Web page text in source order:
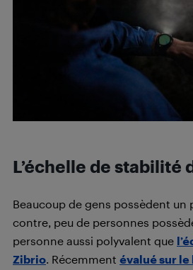
L’échelle de stabilité
Beaucoup de gens possèdent un
contre, peu de personnes
personne aussi polyvalent que
Zibrio. Récemment évalué sur le